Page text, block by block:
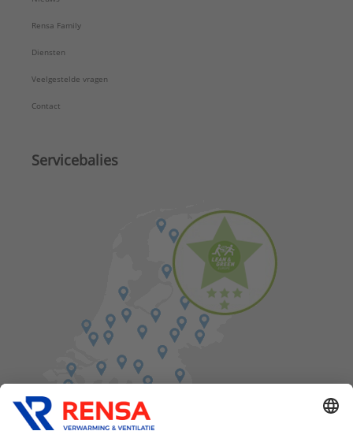
Rensa Family
Diensten
Veelgestelde vragen
Contact
Servicebalies